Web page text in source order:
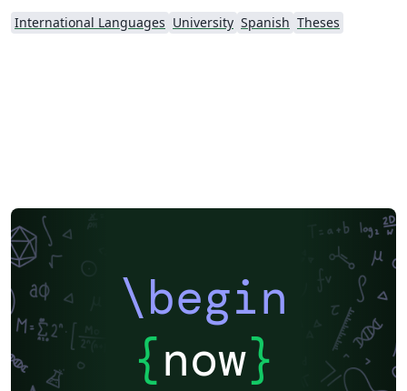
International Languages University Spanish Theses
\begin
{now}